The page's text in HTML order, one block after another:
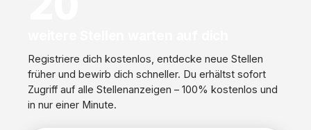
Registriere dich kostenlos, entdecke neue Stellen
früher und bewirb dich schneller. Du erhältst sofort
Zugriff auf alle Stellenanzeigen – 100% kostenlos und
in nur einer Minute.